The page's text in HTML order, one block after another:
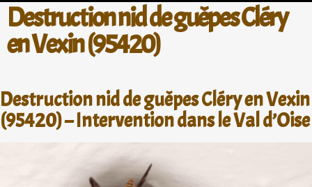
Destruction nid de guêpes Cléry
en Vexin (95420)
Destruction nid de guêpes Cléry en Vexin
(95420) – Intervention dans le Val d’Oise